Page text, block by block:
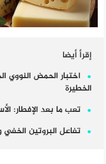
إقرأ أيضا
اختبار الحمض النووي
الخطيرة
تعب ما بعد الإفطار:
تفاعل البروتين